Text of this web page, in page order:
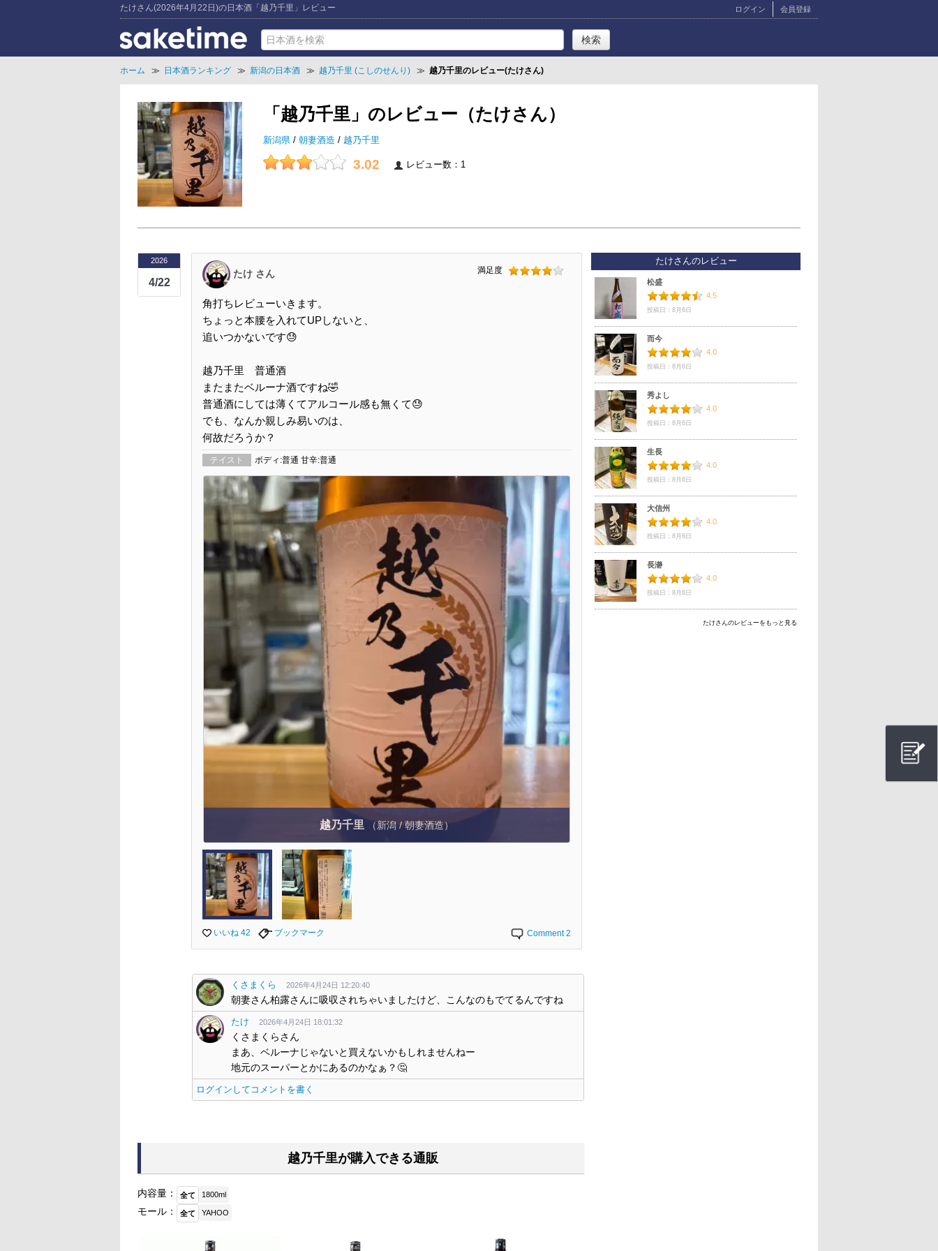
たけさん(2026年4月22日)の日本酒「越乃千里」レビュー ログイン 会員登録
ホーム ≫ 日本酒ランキング ≫ 新潟の日本酒 ≫ 越乃千里 (こしのせんり) ≫ 越乃千里のレビュー(たけさん)
「越乃千里」のレビュー（たけさん）
新潟県 / 朝妻酒造 / 越乃千里
3.02 レビュー数：1
2026
4/22
たけ さん 満足度
角打ちレビューいきます。
ちょっと本腰を入れてUPしないと、
追いつかないです😓
越乃千里 普通酒
またまたベルーナ酒ですね🤣
普通酒にしては薄くてアルコール感も無くて😓
でも、なんか親しみ易いのは、
何故だろうか？
テイスト ボディ:普通 甘辛:普通
越乃千里 （新潟 / 朝妻酒造）
いいね 42 ブックマーク Comment 2
くさまくら 2026年4月24日 12:20:40
朝妻さん柏露さんに吸収されちゃいましたけど、こんなのもでてるんですね
たけ 2026年4月24日 18:01:32
くさまくらさん
まあ、ベルーナじゃないと買えないかもしれませんねー
地元のスーパーとかにあるのかなぁ？🤔
ログインしてコメントを書く
たけさんのレビュー
松盛
4.5
投稿日：8月6日
而今
4.0
投稿日：8月6日
秀よし
4.0
投稿日：8月6日
生長
4.0
投稿日：8月6日
大信州
4.0
投稿日：8月6日
長瀞
4.0
投稿日：8月6日
たけさんのレビューをもっと見る
越乃千里が購入できる通販
内容量： 全て 1800ml
モール： 全て YAHOO